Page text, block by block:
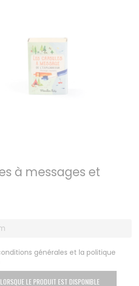
à messages et
générales et la politique
LE PRODUIT EST DISPONIBLE